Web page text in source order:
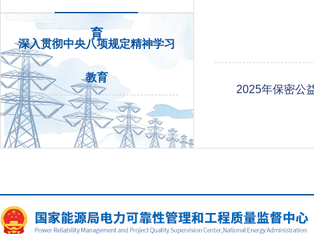
育
深入贯彻中央八项规定精神学习
教育
2025年保密公